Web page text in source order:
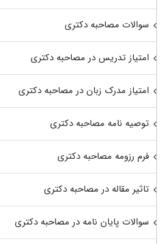
سوالات مصاحبه دکتری
امتیاز تدریس در مصاحبه دکتری
امتیاز مدرک زبان در مصاحبه دکتری
توصیه نامه مصاحبه دکتری
فرم رزومه مصاحبه دکتری
تاثیر مقاله در مصاحبه دکتری
سوالات پایان نامه در مصاحبه دکتری